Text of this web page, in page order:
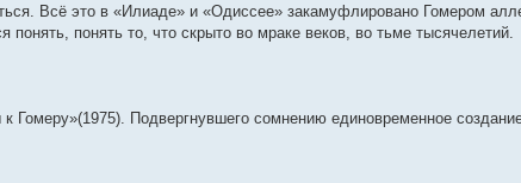
Всё это в «Илиаде» и «Одиссее» закамуфлировано Гомером
понять то, что скрыто во мраке веков, во тьме тысячелетий.
Подвергнувшего сомнению единовременное